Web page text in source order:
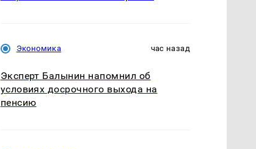
Экономика час назад
Эксперт Балынин напомнил об
условиях досрочного выхода на
пенсию